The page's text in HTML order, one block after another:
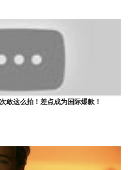
敢这么拍！差点成为国际爆款！